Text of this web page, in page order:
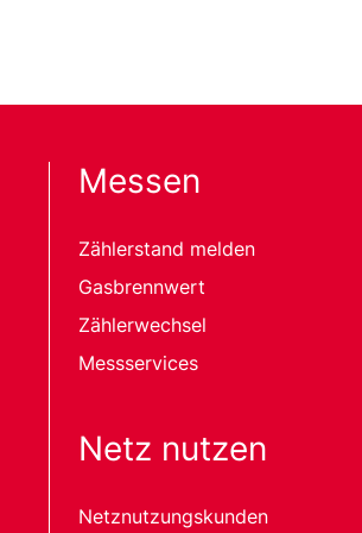
Messen
Zählerstand melden
Gasbrennwert
Zählerwechsel
Messservices
Netz nutzen
Netznutzungskunden